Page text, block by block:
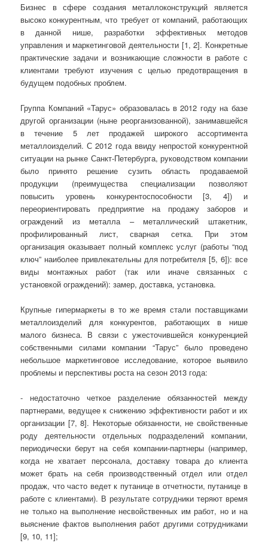
Бизнес в сфере создания металлоконструкций является
высоко конкурентным, что требует от компаний, работающих
в данной нише, разработки эффективных методов
управления и маркетинговой деятельности [1, 2]. Конкретные
практические задачи и возникающие сложности в работе с
клиентами требуют изучения с целью предотвращения в
будущем подобных проблем.
Группа Компаний «Тарус» образовалась в 2012 году на базе
другой организации (ныне реорганизованной), занимавшейся
в течение 5 лет продажей широкого ассортимента
металлоизделий. С 2012 года ввиду непростой конкурентной
ситуации на рынке Санкт-Петербурга, руководством компании
было принято решение сузить область продаваемой
продукции (преимущества специализации позволяют
повысить уровень конкурентоспособности [3, 4]) и
переориентировать предприятие на продажу заборов и
ограждений из металла – металлический штакетник,
профилированный лист, сварная сетка. При этом
организация оказывает полный комплекс услуг (работы “под
ключ” наиболее привлекательны для потребителя [5, 6]): все
виды монтажных работ (так или иначе связанных с
установкой ограждений): замер, доставка, установка.
Крупные гипермаркеты в то же время стали поставщиками
металлоизделий для конкурентов, работающих в нише
малого бизнеса. В связи с ужесточившейся конкуренцией
собственными силами компании “Тарус” было проведено
небольшое маркетинговое исследование, которое выявило
проблемы и перспективы роста на сезон 2013 года:
- недостаточно четкое разделение обязанностей между
партнерами, ведущее к снижению эффективности работ и их
организации [7, 8]. Некоторые обязанности, не свойственные
роду деятельности отдельных подразделений компании,
периодически берут на себя компании-партнеры (например,
когда не хватает персонала, доставку товара до клиента
может брать на себя производственный отдел или отдел
продаж, что часто ведет к путанице в отчетности, путанице в
работе с клиентами). В результате сотрудники теряют время
не только на выполнение несвойственных им работ, но и на
выяснение фактов выполнения работ другими сотрудниками
[9, 10, 11];